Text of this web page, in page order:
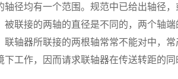
径均有一个范围。规范中已给出轴径
联接的两轴的直径是不同的，两个轴
轴器所联接的两根轴常常不能对中，
工作，因而请求联轴器在传送转距的